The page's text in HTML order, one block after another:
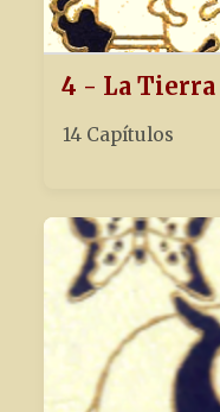
4 - La Tierra
14 Capítulos